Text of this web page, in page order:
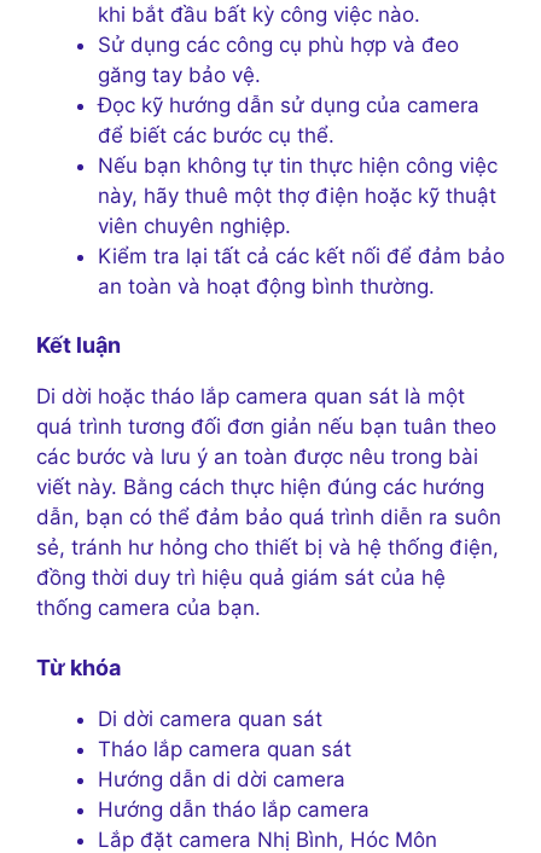
khi bắt đầu bất kỳ công việc nào.
Sử dụng các công cụ phù hợp và đeo
găng tay bảo vệ.
Đọc kỹ hướng dẫn sử dụng của camera
để biết các bước cụ thể.
Nếu bạn không tự tin thực hiện công việc
này, hãy thuê một thợ điện hoặc kỹ thuật
viên chuyên nghiệp.
Kiểm tra lại tất cả các kết nối để đảm bảo
an toàn và hoạt động bình thường.
Kết luận
Di dời hoặc tháo lắp camera quan sát là một
quá trình tương đối đơn giản nếu bạn tuân theo
các bước và lưu ý an toàn được nêu trong bài
viết này. Bằng cách thực hiện đúng các hướng
dẫn, bạn có thể đảm bảo quá trình diễn ra suôn
sẻ, tránh hư hỏng cho thiết bị và hệ thống điện,
đồng thời duy trì hiệu quả giám sát của hệ
thống camera của bạn.
Từ khóa
Di dời camera quan sát
Tháo lắp camera quan sát
Hướng dẫn di dời camera
Hướng dẫn tháo lắp camera
Lắp đặt camera Nhị Bình, Hóc Môn